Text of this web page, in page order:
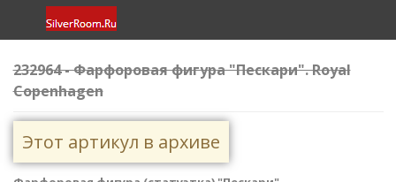
232964 - Фарфоровая фигура "Пескари". Royal
Copenhagen
Этот артикул в архиве